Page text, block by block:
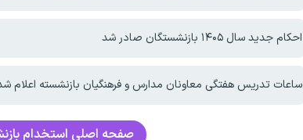
احکام جدید سال ۱۴۰۵ بازنشستگان صادر شد
ساعات تدریس هفتگی معاونان مدارس و فرهنگیان بازنشسته اعلام
صفحه اصلی استخدام